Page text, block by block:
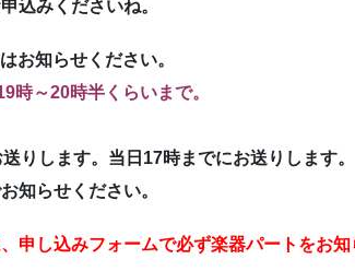
込みくださいね。
お知らせください。
～20時半くらいまで。
りします。当日17時までにお送りします。
知らせください。
申し込みフォームで必ず楽器パートをお知